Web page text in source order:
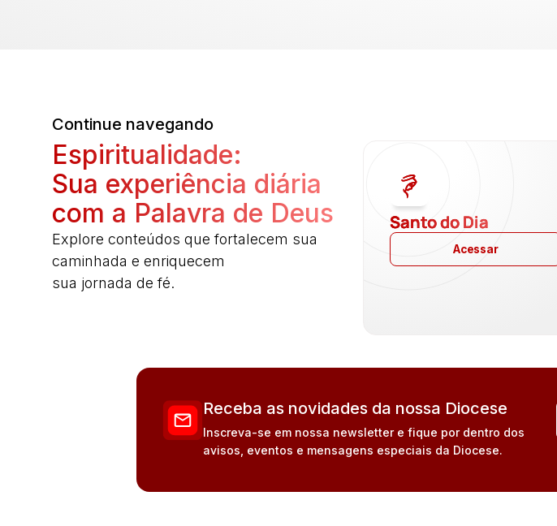
Continue navegando
Espiritualidade:
Sua experiência diária
com a Palavra de Deus
Explore conteúdos que fortalecem sua
caminhada e enriquecem
sua jornada de fé.
Santo do Dia
Acessar
Receba as novidades da nossa Diocese
Inscreva-se em nossa newsletter e fique por dentro dos
avisos, eventos e mensagens especiais da Diocese.